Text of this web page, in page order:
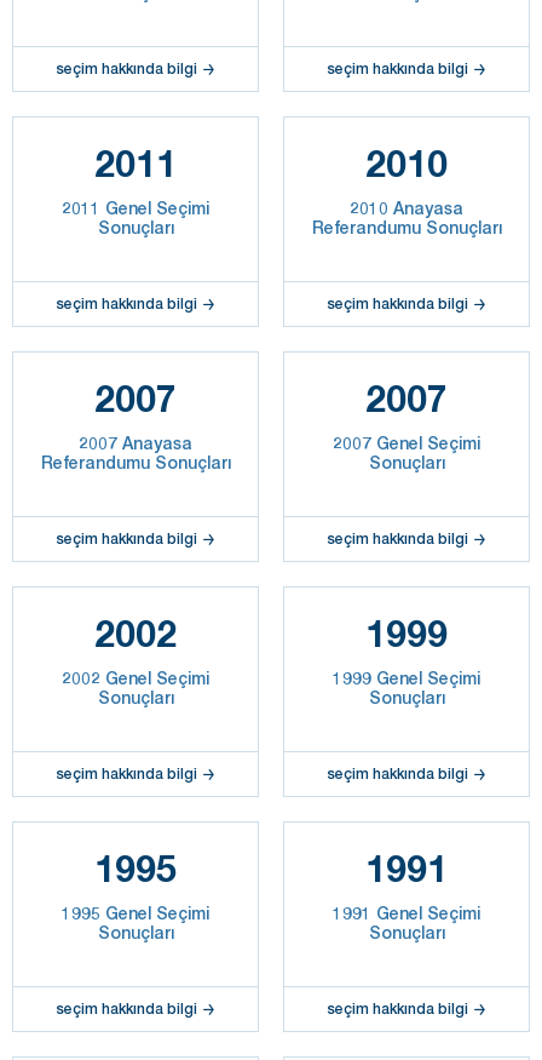
seçim hakkında bilgi seçim hakkında bilgi
2011
2011 Genel Seçimi
Sonuçları
seçim hakkında bilgi
2010
2010 Anayasa
Referandumu Sonuçları
seçim hakkında bilgi
2007
2007 Anayasa
Referandumu Sonuçları
seçim hakkında bilgi
2007
2007 Genel Seçimi
Sonuçları
seçim hakkında bilgi
2002
2002 Genel Seçimi
Sonuçları
seçim hakkında bilgi
1999
1999 Genel Seçimi
Sonuçları
seçim hakkında bilgi
1995
1995 Genel Seçimi
Sonuçları
seçim hakkında bilgi
1991
1991 Genel Seçimi
Sonuçları
seçim hakkında bilgi